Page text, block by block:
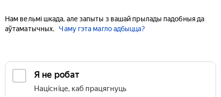
Нам вельмі шкада, але запыты з вашай прылады падобныя да
аўтаматычных.
Чаму гэта магло адбыцца?
Я не робат
Націсніце, каб працягнуць